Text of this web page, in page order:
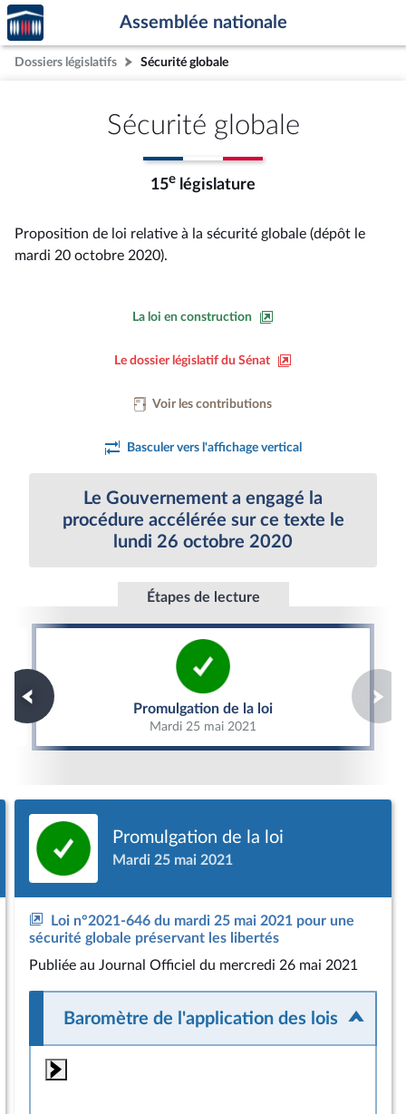
Aller au contenu
Aller en bas de la page
Accèder
à la
page
d'accueil
Assemblée nationale
Dossiers législatifs Sécurité globale
Sécurité globale
15e législature
Proposition de loi relative à la sécurité globale (dépôt le
mardi 20 octobre 2020).
La loi en construction
Le dossier législatif du Sénat
Voir les contributions
Basculer vers l'affichage vertical
Le Gouvernement a engagé la
procédure accélérée sur ce texte le
lundi 26 octobre 2020
Étapes de lecture
Promulgation de la loi
Mardi 25 mai 2021
Promulgation de la loi
Promulgation de la loi
Mardi 25 mai 2021
Loi n°2021-646 du mardi 25 mai 2021 pour une
sécurité globale préservant les libertés
Publiée au Journal Officiel du mercredi 26 mai 2021
Baromètre de l'application des lois